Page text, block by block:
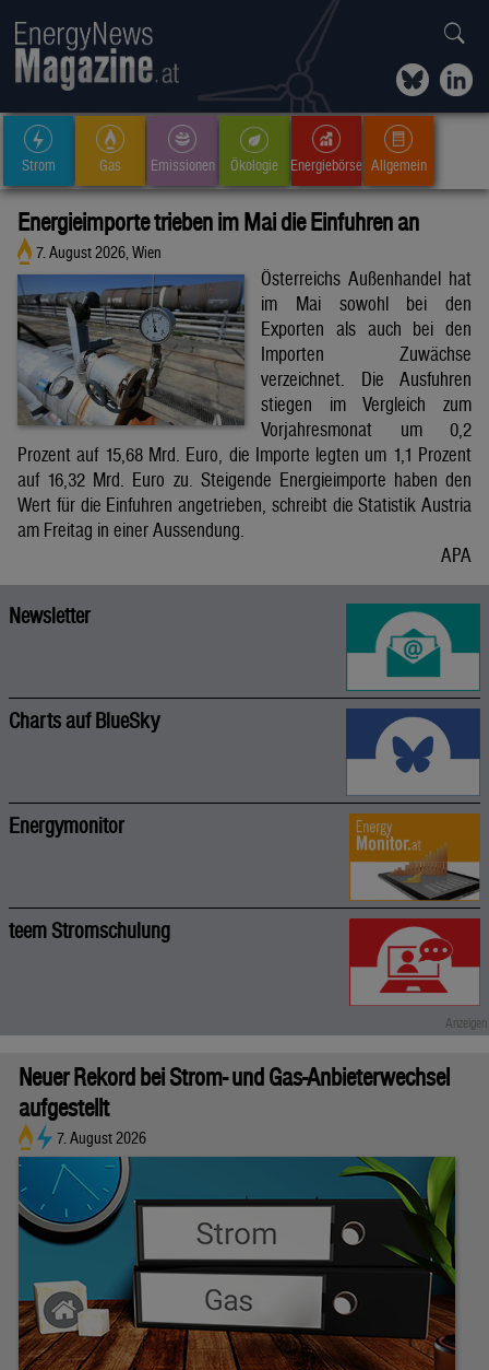
Strom Gas Emissionen Ökologie Energiebörse Allgemein
Energieimporte trieben im Mai die Einfuhren an
7. August 2026, Wien
Österreichs Außenhandel hat
im Mai sowohl bei den
Exporten als auch bei den
Importen Zuwächse
verzeichnet. Die Ausfuhren
stiegen im Vergleich zum
Vorjahresmonat um 0,2
Prozent auf 15,68 Mrd. Euro, die Importe legten um 1,1 Prozent
auf 16,32 Mrd. Euro zu. Steigende Energieimporte haben den
Wert für die Einfuhren angetrieben, schreibt die Statistik Austria
am Freitag in einer Aussendung.
APA
Newsletter
Charts auf BlueSky
Energymonitor
teem Stromschulung
Neuer Rekord bei Strom- und Gas-Anbieterwechsel
aufgestellt
7. August 2026